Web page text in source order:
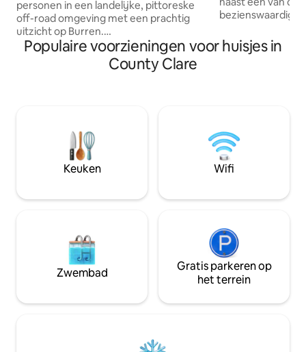
personen in een landelijke, pittoreske
off-road omgeving met een prachtig
uitzicht op Burren.
Tweepersoonskamer, grote badkamer
met douche, comfortabele zitkamer en
volledig uitgeruste keuken, perfect om
evenals Galway, Shannon en Limerick.
Dicht bij de zee en lokale stranden, de
Kliffen van Moher en nog veel meer. Een
geweldige plek om terug te komen na
gebied te bieden heeft.
eigenaren van
authentieke 300
minuten lopen,
missen Cliffs of
stukje rijden en
eeuws kasteel
Populaire voorzieningen voor huisjes in
County Clare
Keuken Wifi
Zwembad
Gratis parkeren op
het terrein